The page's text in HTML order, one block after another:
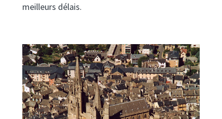
meilleurs délais.